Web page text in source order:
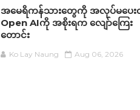
အမေရိကန်သားတွေကို အလုပ်မပေ
Open AIကို အစိုးရက လျော်ကြေး
တောင်း
Ko Lay Naung Aug 06, 2026